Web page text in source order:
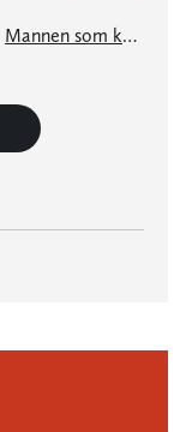
Mannen som kom hem